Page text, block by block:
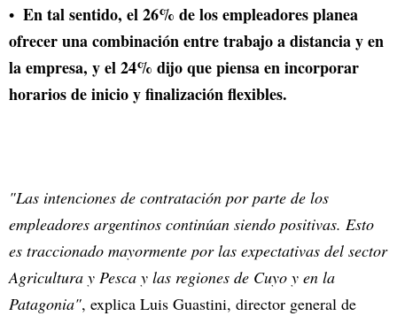
En tal sentido, el 26% de los empleadores planea
ofrecer una combinación entre trabajo a distancia y en
la empresa, y el 24% dijo que piensa en incorporar
horarios de inicio y finalización flexibles.
"Las intenciones de contratación por parte de los
empleadores argentinos continúan siendo positivas. Esto
es traccionado mayormente por las expectativas del sector
Agricultura y Pesca y las regiones de Cuyo y en la
Patagonia", explica Luis Guastini, director general de